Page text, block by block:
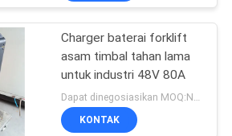
Charger baterai forklift
asam timbal tahan lama
untuk industri 48V 80A
KONTAK